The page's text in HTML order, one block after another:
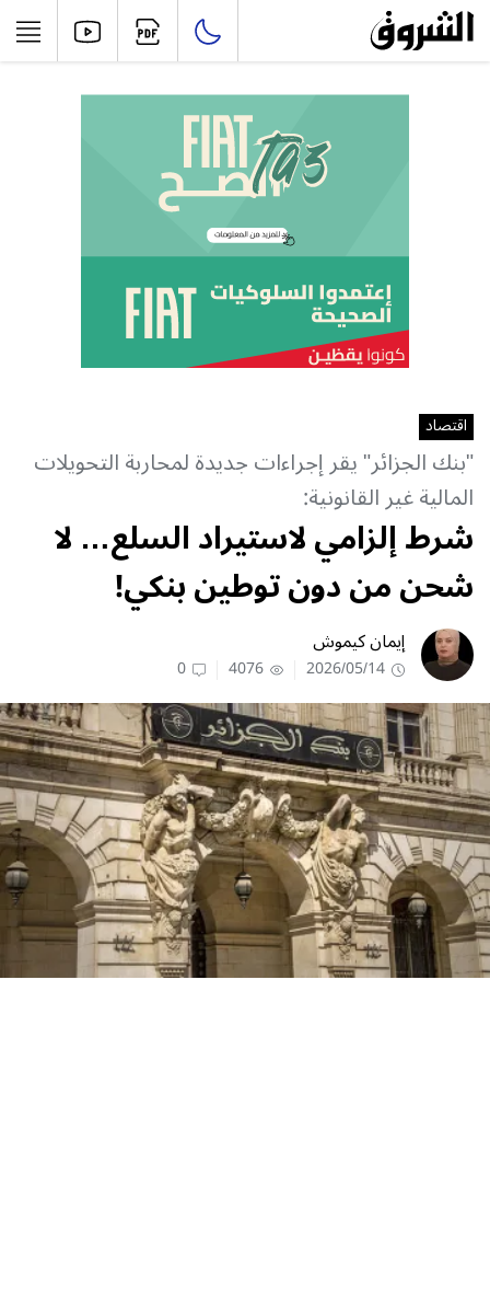
اقتصاد
"بنك الجزائر" يقر إجراءات جديدة لمحاربة التحويلات
المالية غير القانونية:
شرط إلزامي لاستيراد السلع… لا
شحن من دون توطين بنكي!
إيمان كيموش
2026/05/14
4076
0